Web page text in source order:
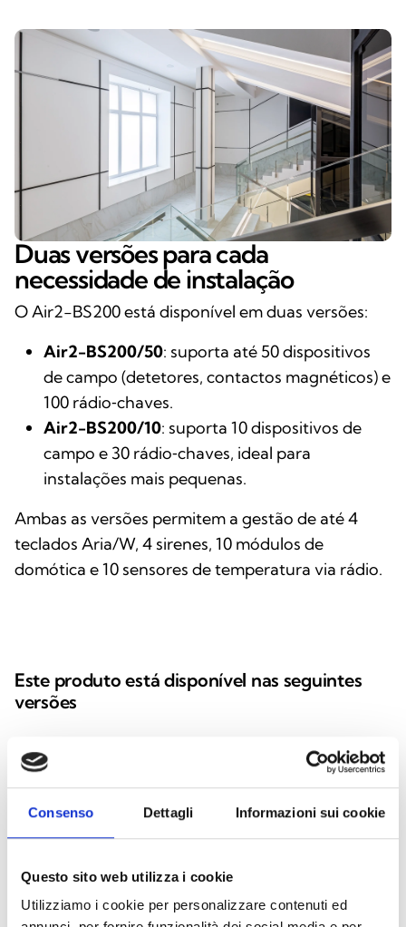
Consenso Dettagli Informazioni sui cookie
Questo sito web utilizza i cookie
Utilizziamo i cookie per personalizzare contenuti ed
Duas versões para cada
necessidade de instalação
O Air2-BS200 está disponível em duas versões:
Air2-BS200/50: suporta até 50 dispositivos
de campo (detetores, contactos magnéticos) e
100 rádio‑chaves.
Air2-BS200/10: suporta 10 dispositivos de
campo e 30 rádio‑chaves, ideal para
instalações mais pequenas.
Ambas as versões permitem a gestão de até 4
teclados Aria/W, 4 sirenes, 10 módulos de
domótica e 10 sensores de temperatura via rádio.
Este produto está disponível nas seguintes
versões
Transcetor (bidirecional) 868MHz,
até 100 chaves de rádio